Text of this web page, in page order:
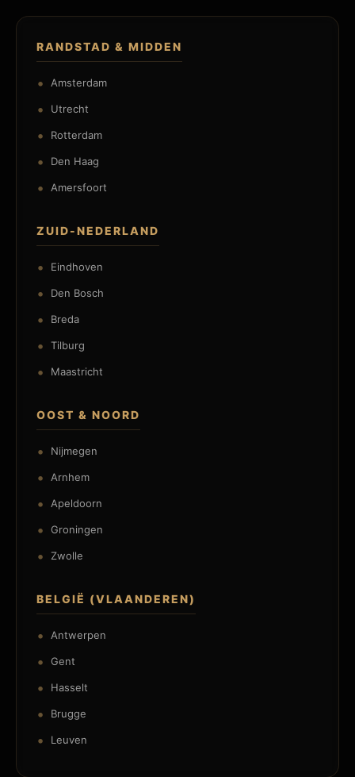
RANDSTAD & MIDDEN
Amsterdam
Utrecht
Rotterdam
Den Haag
Amersfoort
ZUID-NEDERLAND
Eindhoven
Den Bosch
Breda
Tilburg
Maastricht
OOST & NOORD
Nijmegen
Arnhem
Apeldoorn
Groningen
Zwolle
BELGIË (VLAANDEREN)
Antwerpen
Gent
Hasselt
Brugge
Leuven